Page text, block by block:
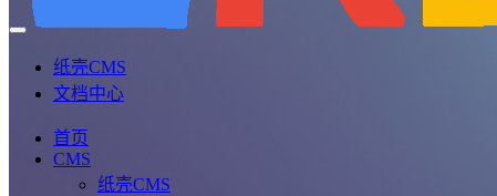
纸壳CMS
文档中心
首页
CMS
纸壳CMS